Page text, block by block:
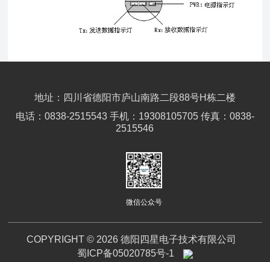
地址：四川省德阳市庐山南路二段88号H栋二楼
电话：0838-2515543 手机：19308105705 传真：0838-
2515546
微信公众号
COPYRIGHT © 2026 德阳四星电子技术有限公司
蜀ICP备05020785号-1